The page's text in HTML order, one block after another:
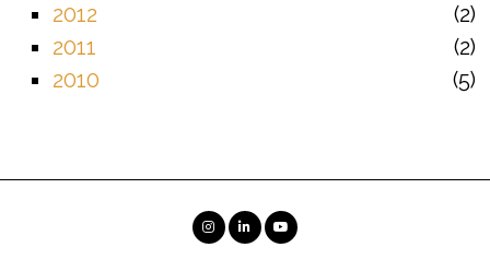
2012
2
2011
2
2010
5